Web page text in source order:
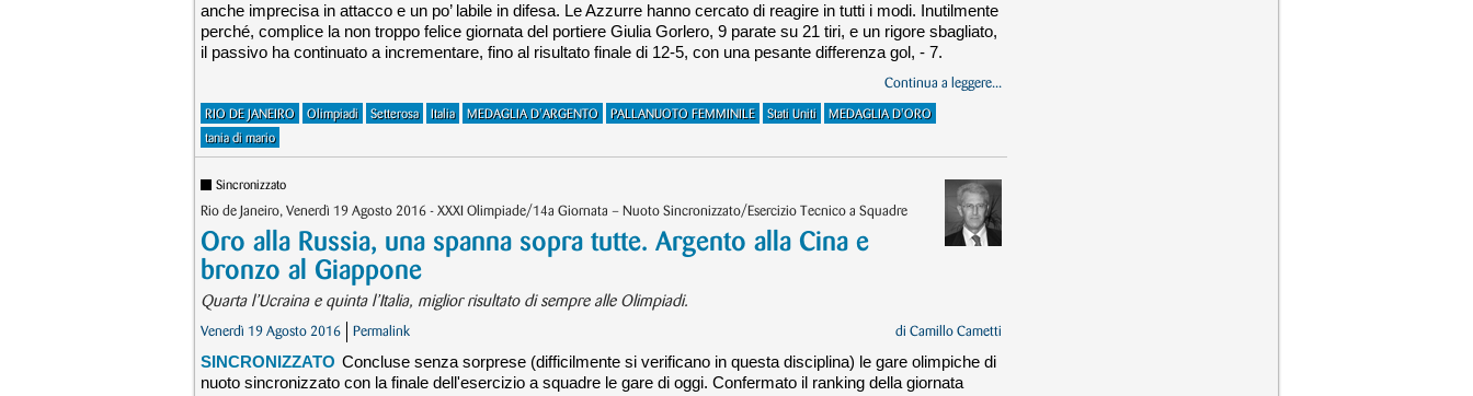
anche imprecisa in attacco e un po’ labile in difesa. Le Azzurre hanno cercato di reagire in tutti i modi. Inutilmente
perché, complice la non troppo felice giornata del portiere Giulia Gorlero, 9 parate su 21 tiri, e un rigore sbagliato,
il passivo ha continuato a incrementare, fino al risultato finale di 12-5, con una pesante differenza gol, - 7.
Continua a leggere...
RIO DE JANEIRO Olimpiadi Setterosa Italia MEDAGLIA D'ARGENTO PALLANUOTO FEMMINILE Stati Uniti
MEDAGLIA D'ORO
tania di mario
Sincronizzato
Rio de Janeiro, Venerdì 19 Agosto 2016 - XXXI Olimpiade/14a Giornata – Nuoto Sincronizzato/Esercizio Tecnico a Squadre
Oro alla Russia, una spanna sopra tutte. Argento alla Cina e
bronzo al Giappone
Quarta l’Ucraina e quinta l’Italia, miglior risultato di sempre alle Olimpiadi.
Venerdì 19 Agosto 2016 Permalink di Camillo Cametti
SINCRONIZZATO Concluse senza sorprese (difficilmente si verificano in questa disciplina) le gare olimpiche di
nuoto sincronizzato con la finale dell'esercizio a squadre le gare di oggi. Confermato il ranking della giornata